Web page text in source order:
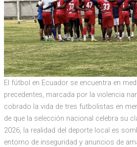
El fútbol en Ecuador se encuentra en
precedentes, marcada por la violencia
cobrado la vida de tres futbolistas en
de que la selección nacional celebra su
2026, la realidad del deporte local es
entorno de inseguridad y anuncios de